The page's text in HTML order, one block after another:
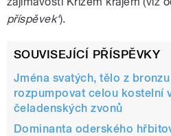
příspěvek‘).
SOUVISEJÍCÍ PŘÍSPĚVKY
Jména svatých, tělo z
rozpumpovat celou kostelní
čeladenských zvonů
Dominanta oderského